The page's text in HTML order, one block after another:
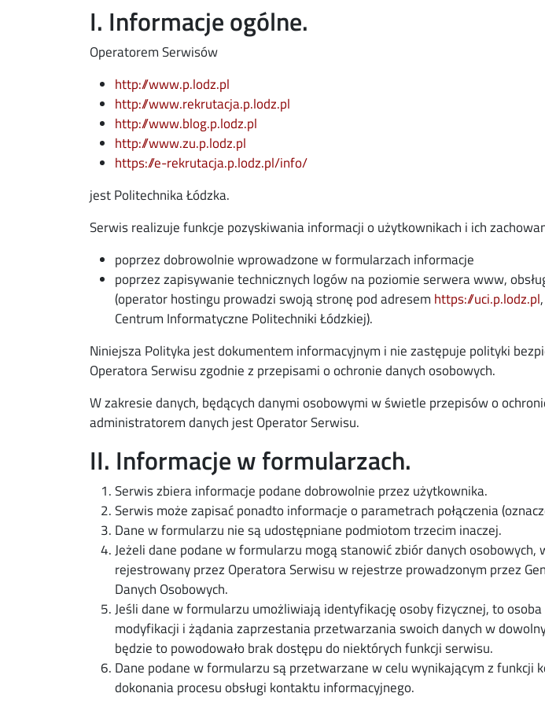
I. Informacje ogólne.
Operatorem Serwisów
http://www.p.lodz.pl
http://www.rekrutacja.p.lodz.pl
http://www.blog.p.lodz.pl
http://www.zu.p.lodz.pl
https://e-rekrutacja.p.lodz.pl/info/
jest Politechnika Łódzka.
Serwis realizuje funkcje pozyskiwania informacji o użytkownikach i ich
poprzez dobrowolnie wprowadzone w formularzach informacje
poprzez zapisywanie technicznych logów na poziomie serwera www,
(operator hostingu prowadzi swoją stronę pod adresem https://uci.p.lodz.pl
Centrum Informatyczne Politechniki Łódzkiej).
Niniejsza Polityka jest dokumentem informacyjnym i nie zastępuje polityki
Operatora Serwisu zgodnie z przepisami o ochronie danych osobowych.
W zakresie danych, będących danymi osobowymi w świetle przepisów o
administratorem danych jest Operator Serwisu.
II. Informacje w formularzach.
Serwis zbiera informacje podane dobrowolnie przez użytkownika.
Serwis może zapisać ponadto informacje o parametrach połączenia
Dane w formularzu nie są udostępniane podmiotom trzecim inaczej.
Jeżeli dane podane w formularzu mogą stanowić zbiór danych
rejestrowany przez Operatora Serwisu w rejestrze prowadzonym przez
Danych Osobowych.
Jeśli dane w formularzu umożliwiają identyfikację osoby fizycznej, to
modyfikacji i żądania zaprzestania przetwarzania swoich danych w
będzie to powodowało brak dostępu do niektórych funkcji serwisu.
Dane podane w formularzu są przetwarzane w celu wynikającym z funkcji
dokonania procesu obsługi kontaktu informacyjnego.
in new window
in new window